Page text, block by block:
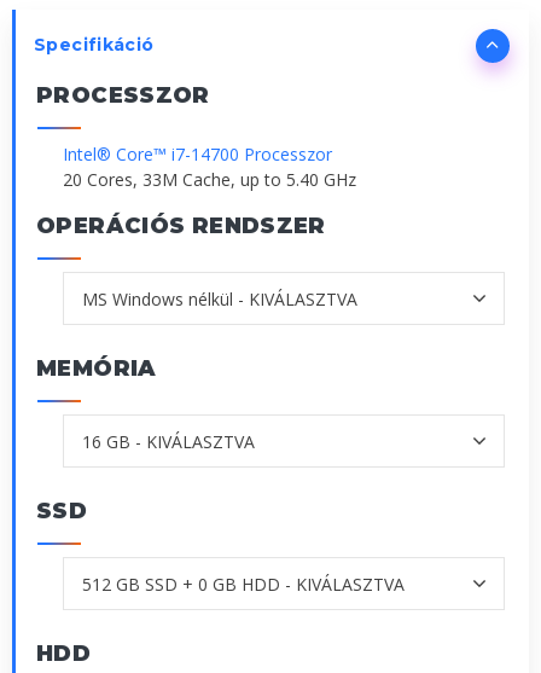
Specifikáció
PROCESSZOR
Intel® Core™ i7-14700 Processzor
20 Cores, 33M Cache, up to 5.40 GHz
OPERÁCIÓS RENDSZER
MEMÓRIA
SSD
HDD